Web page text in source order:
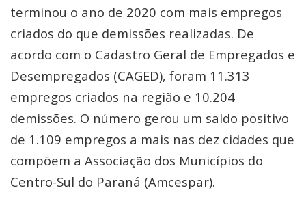
terminou o ano de 2020 com mais empregos
criados do que demissões realizadas. De
acordo com o Cadastro Geral de Empregados e
Desempregados (CAGED), foram 11.313
empregos criados na região e 10.204
demissões. O número gerou um saldo positivo
de 1.109 empregos a mais nas dez cidades que
compõem a Associação dos Municípios do
Centro-Sul do Paraná (Amcespar).